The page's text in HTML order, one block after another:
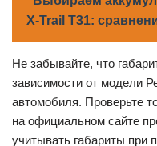
X-Trail T31:
Не забывайте, что
зависимости от модели
автомобиля. Проверьте
на официальном сайте
учитывать габариты при